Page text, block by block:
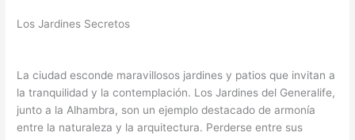
Los Jardines Secretos
La ciudad esconde maravillosos jardines y patios que invitan a
la tranquilidad y la contemplación. Los Jardines del Generalife,
junto a la Alhambra, son un ejemplo destacado de armonía
entre la naturaleza y la arquitectura. Perderse entre sus